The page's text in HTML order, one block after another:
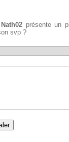
Nath02 présente un
svp ?